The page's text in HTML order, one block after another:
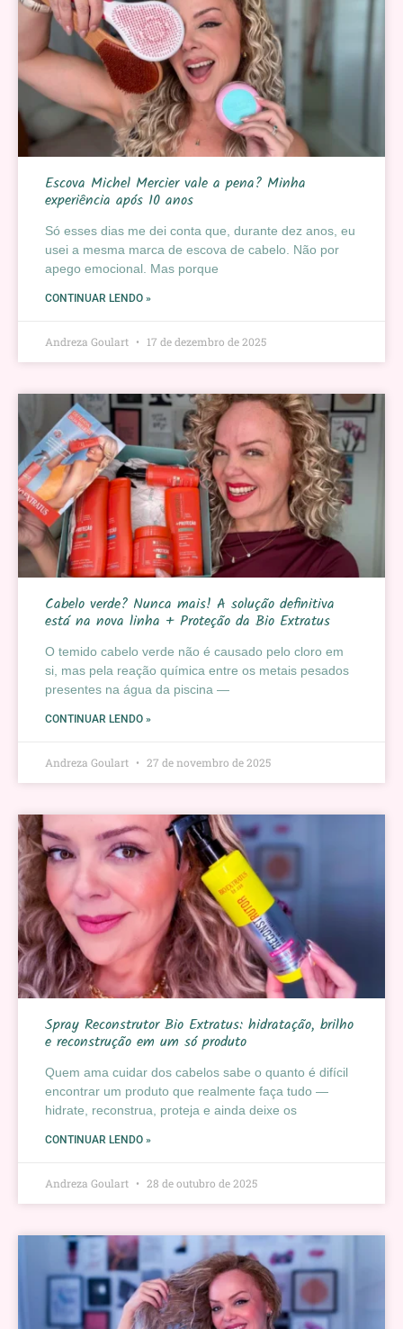
Escova Michel Mercier vale a pena? Minha
experiência após 10 anos
Só esses dias me dei conta que, durante dez anos, eu
usei a mesma marca de escova de cabelo. Não por
apego emocional. Mas porque
CONTINUAR LENDO »
Andreza Goulart 17 de dezembro de 2025
Cabelo verde? Nunca mais! A solução definitiva
está na nova linha + Proteção da Bio Extratus
O temido cabelo verde não é causado pelo cloro em
si, mas pela reação química entre os metais pesados
presentes na água da piscina —
CONTINUAR LENDO »
Andreza Goulart 27 de novembro de 2025
Spray Reconstrutor Bio Extratus: hidratação, brilho
e reconstrução em um só produto
Quem ama cuidar dos cabelos sabe o quanto é difícil
encontrar um produto que realmente faça tudo —
hidrate, reconstrua, proteja e ainda deixe os
CONTINUAR LENDO »
Andreza Goulart 28 de outubro de 2025